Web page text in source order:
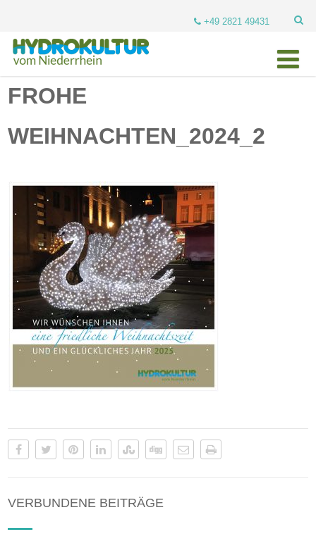
+49 2821 49431
FROHE
WEIHNACHTEN_2024_2
VERBUNDENE BEITRÄGE